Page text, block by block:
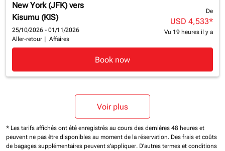
New York (JFK) vers
Kisumu (KIS)
25/10/2026 - 01/11/2026
Aller-retour
Affaires
De
USD 4,533*
Vu 19 heures il y a
Book now
Voir plus
* Les tarifs affichés ont été enregistrés au cours des dernières 48 heures et
peuvent ne pas être disponibles au moment de la réservation. Des frais et coûts
de bagages supplémentaires peuvent s'appliquer. D'autres termes et conditions